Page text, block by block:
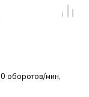
оборотов/мин,